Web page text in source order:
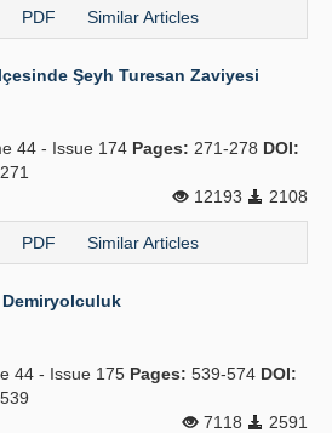
PDF Similar Articles
Şeyh Turesan Zaviyesi
44 - Issue 174 Pages: 271-278 DOI:
12193
2108
PDF Similar Articles
Demiryolculuk
44 - Issue 175 Pages: 539-574 DOI:
7118
2591